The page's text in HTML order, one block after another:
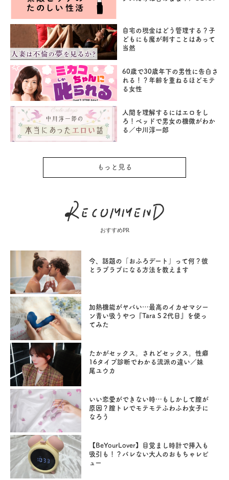
自宅の現金はどう管理する？子
どもにも魔が刺すことはあって
当然
60歳で30歳年下の男性に告白さ
れる！？年齢を重ねるほどモテ
る女性
人間を理解するにはエロをし
ろ！ベッドで男女の機微がわか
る／中川淳一郎
もっと見る
おすすめPR
今、話題の「おふろデート」って何？彼
とラブラブになる方法を教えます
加熱機能がヤバい…最高のイカせマシー
ン青い吸うやつ『Tara S 2代目』を使っ
てみた
たかがセックス。されどセックス。性癖
16タイプ診断でわかる流派の違い／妹
尾ユウカ
いい恋愛ができない時…もしかして膣が
原因？膣トレでモテモテふわふわ女子に
なろう
【BeYourLover】目覚まし時計で挿入も
吸引も！？バレない大人のおもちゃレビ
ュー